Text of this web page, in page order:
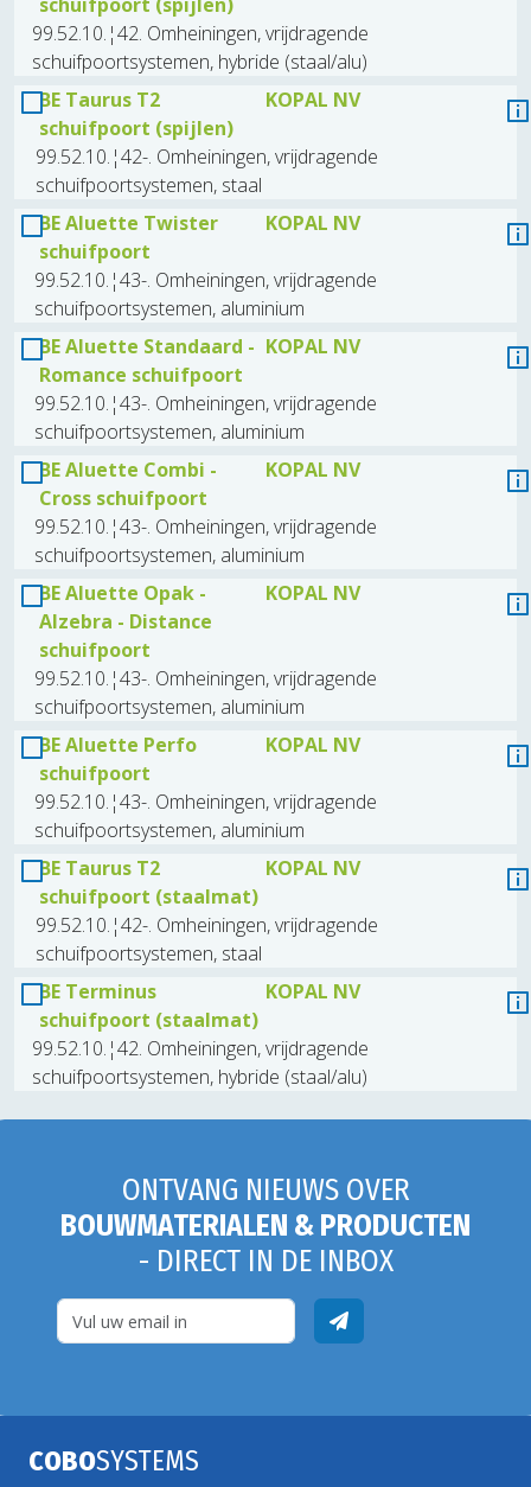
99.52.10.¦42. Omheiningen, vrijdragende
schuifpoortsystemen, hybride (staal/alu)
BE Taurus T2
schuifpoort (spijlen)
KOPAL NV
99.52.10.¦42-. Omheiningen, vrijdragende
schuifpoortsystemen, staal
BE Aluette Twister
schuifpoort
KOPAL NV
99.52.10.¦43-. Omheiningen, vrijdragende
schuifpoortsystemen, aluminium
BE Aluette Standaard -
Romance schuifpoort
KOPAL NV
99.52.10.¦43-. Omheiningen, vrijdragende
schuifpoortsystemen, aluminium
BE Aluette Combi -
Cross schuifpoort
KOPAL NV
99.52.10.¦43-. Omheiningen, vrijdragende
schuifpoortsystemen, aluminium
BE Aluette Opak -
Alzebra - Distance
schuifpoort
KOPAL NV
99.52.10.¦43-. Omheiningen, vrijdragende
schuifpoortsystemen, aluminium
BE Aluette Perfo
schuifpoort
KOPAL NV
99.52.10.¦43-. Omheiningen, vrijdragende
schuifpoortsystemen, aluminium
BE Taurus T2
schuifpoort (staalmat)
KOPAL NV
99.52.10.¦42-. Omheiningen, vrijdragende
schuifpoortsystemen, staal
BE Terminus
schuifpoort (staalmat)
KOPAL NV
99.52.10.¦42. Omheiningen, vrijdragende
schuifpoortsystemen, hybride (staal/alu)
ONTVANG NIEUWS OVER
BOUWMATERIALEN & PRODUCTEN
- DIRECT IN DE INBOX
COBOSYSTEMS